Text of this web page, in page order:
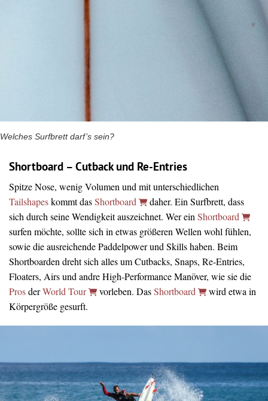
Welches Surfbrett darf’s sein?
Shortboard – Cutback und Re-Entries
Spitze Nose, wenig Volumen und mit unterschiedlichen
Tailshapeskommt dasShortboard
daher. Ein Surfbrett, dass
sich durch seine Wendigkeit auszeichnet. Wer einShortboard
surfen möchte, sollte sich in etwas größeren Wellen wohl fühlen,
sowie die ausreichende Paddelpower und Skills haben. Beim
Shortboarden dreht sich alles um Cutbacks, Snaps, Re-Entries,
Floaters, Airs und andre High-Performance Manöver, wie sie die
ProsderWorld Tour vorleben. DasShortboard
wird etwa in
Körpergröße gesurft.